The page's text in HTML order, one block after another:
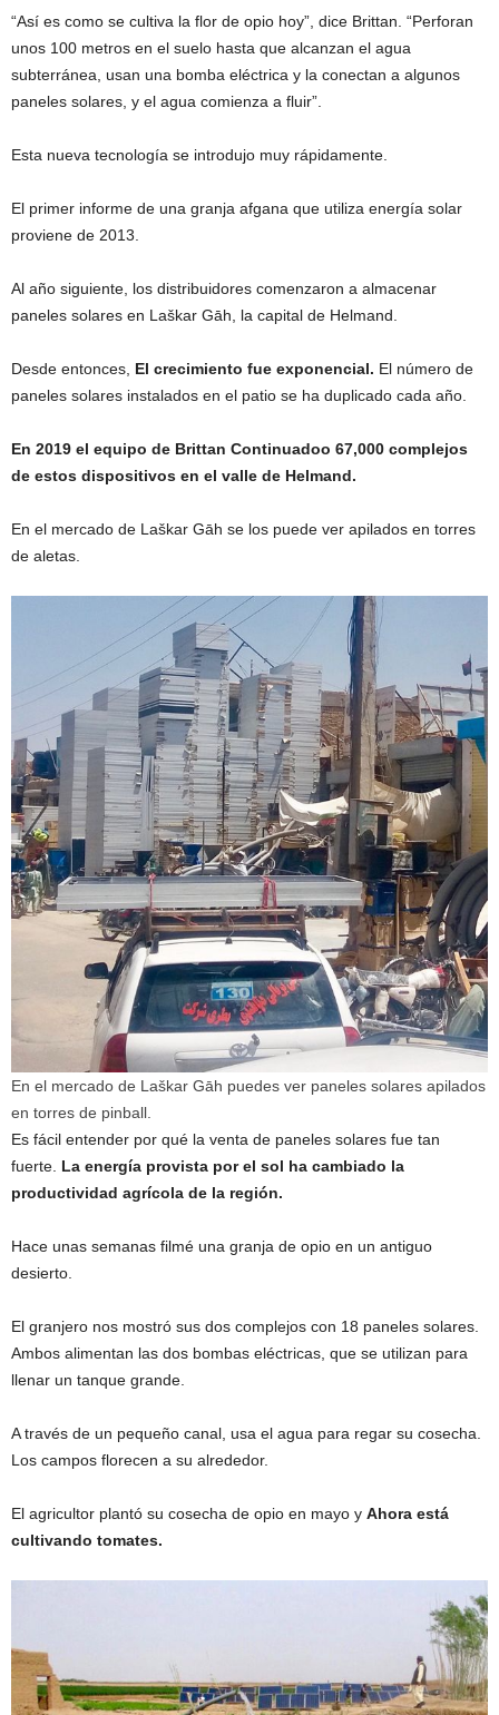
“Así es como se cultiva la flor de opio hoy”, dice Brittan. “Perforan
unos 100 metros en el suelo hasta que alcanzan el agua
subterránea, usan una bomba eléctrica y la conectan a algunos
paneles solares, y el agua comienza a fluir”.
Esta nueva tecnología se introdujo muy rápidamente.
El primer informe de una granja afgana que utiliza energía solar
proviene de 2013.
Al año siguiente, los distribuidores comenzaron a almacenar
paneles solares en Laškar Gāh, la capital de Helmand.
Desde entonces, El crecimiento fue exponencial. El número de
paneles solares instalados en el patio se ha duplicado cada año.
En 2019 el equipo de Brittan Continuadoo 67,000 complejos
de estos dispositivos en el valle de Helmand.
En el mercado de Laškar Gāh se los puede ver apilados en torres
de aletas.
En el mercado de Laškar Gāh puedes ver paneles solares apilados
en torres de pinball.
Es fácil entender por qué la venta de paneles solares fue tan
fuerte. La energía provista por el sol ha cambiado la
productividad agrícola de la región.
Hace unas semanas filmé una granja de opio en un antiguo
desierto.
El granjero nos mostró sus dos complejos con 18 paneles solares.
Ambos alimentan las dos bombas eléctricas, que se utilizan para
llenar un tanque grande.
A través de un pequeño canal, usa el agua para regar su cosecha.
Los campos florecen a su alrededor.
El agricultor plantó su cosecha de opio en mayo y Ahora está
cultivando tomates.